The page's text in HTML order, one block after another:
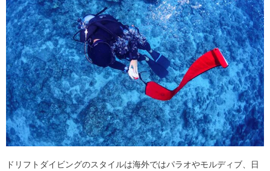
ドリフトダイビングのスタイルは海外ではパラオやモルディブ、日